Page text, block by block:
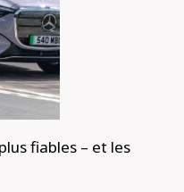
fiables – et les